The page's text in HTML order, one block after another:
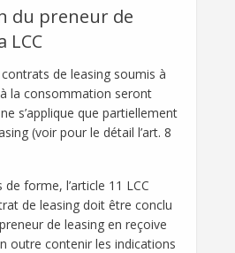
du preneur de
LCC
de leasing soumis à
la consommation seront
s’applique que partiellement
(voir pour le détail l’art. 8
forme, l’article 11 LCC
de leasing doit être conclu
de leasing en reçoive
outre contenir les indications